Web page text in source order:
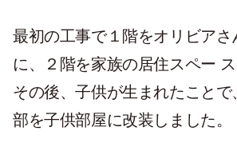
最初の工事で１階をオリビアさ
に、２階を家族の居住スペー ス
その後、子供が生まれたこと
部を子供部屋に改装しました。